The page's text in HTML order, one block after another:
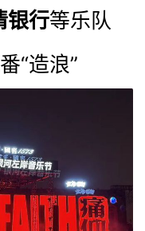
银行等乐队
“造浪”